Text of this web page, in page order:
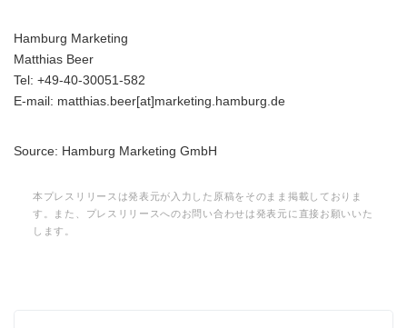
Hamburg Marketing
Matthias Beer
Tel: +49-40-30051-582
E-mail: matthias.beer[at]marketing.hamburg.de
Source: Hamburg Marketing GmbH
本プレスリリースは発表元が入力した原稿をそのまま掲載しておりま
す。また、プレスリリースへのお問い合わせは発表元に直接お願いいた
します。